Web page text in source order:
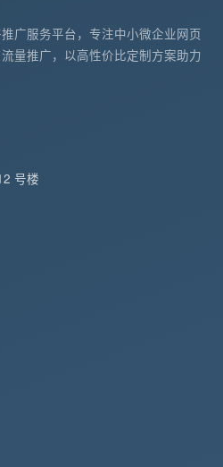
广服务平台，专注中小微企业网页
量推广，以高性价比定制方案助力
号楼